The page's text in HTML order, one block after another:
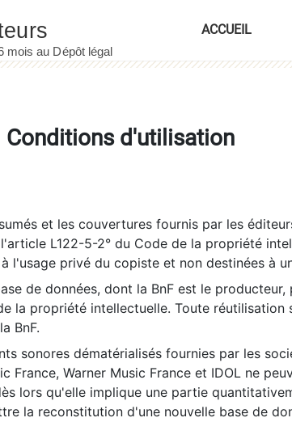
ACCUEIL
Conditions d'utilisation
et les couvertures fournis par les
L122-5-2° du Code de la propriété
l'usage privé du copiste et non destinées à
de données, dont la BnF est le producteur,
la propriété intellectuelle. Toute réutilisation
BnF.
sonores dématérialisés fournies par les
France, Warner Music France et IDOL ne
lors qu'elle implique une partie
la reconstitution d'une nouvelle base de